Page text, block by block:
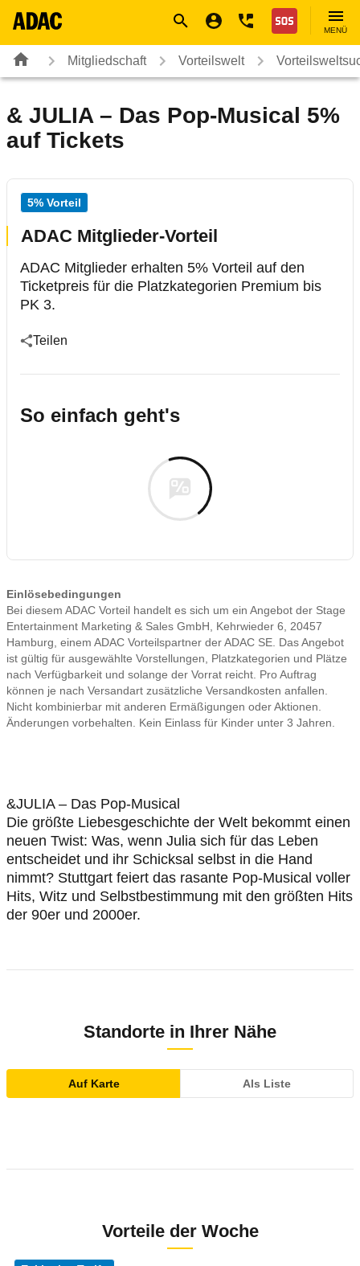
Nothilfe
MENÜ
Mitgliedschaft Vorteilswelt
& JULIA – Das Pop-Musical 5%
auf Tickets
5% Vorteil
ADAC Mitglieder-Vorteil
ADAC Mitglieder erhalten 5% Vorteil auf den
Ticketpreis für die Platzkategorien Premium bis
PK 3.
Teilen
So einfach geht's
Einlösebedingungen
Bei diesem ADAC Vorteil handelt es sich um ein Angebot der Stage
Entertainment Marketing & Sales GmbH, Kehrwieder 6, 20457
Hamburg, einem ADAC Vorteilspartner der ADAC SE. Das Angebot
ist gültig für ausgewählte Vorstellungen, Platzkategorien und Plätze
nach Verfügbarkeit und solange der Vorrat reicht. Pro Auftrag
können je nach Versandart zusätzliche Versandkosten anfallen.
Nicht kombinierbar mit anderen Ermäßigungen oder Aktionen.
Änderungen vorbehalten. Kein Einlass für Kinder unter 3 Jahren.
&JULIA – Das Pop-Musical
Die größte Liebesgeschichte der Welt bekommt einen
neuen Twist: Was, wenn Julia sich für das Leben
entscheidet und ihr Schicksal selbst in die Hand
nimmt? Stuttgart feiert das rasante Pop-Musical voller
Hits, Witz und Selbstbestimmung mit den größten Hits
der 90er und 2000er.
Standorte in Ihrer Nähe
Auf Karte Als Liste
Vorteile der Woche